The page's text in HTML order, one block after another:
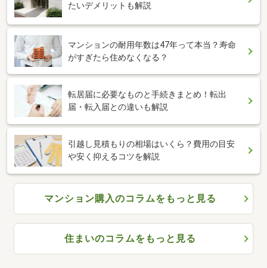
たいデメリットも解説
マンションの耐用年数は47年って本当？寿命
がすぎたら住めなくなる？
転居届に必要なものと手続きまとめ！転出
届・転入届との違いも解説
引越し見積もりの相場はいくら？費用の目安
や安く抑えるコツを解説
マンション購入のコラムをもっと見る
住まいのコラムをもっと見る